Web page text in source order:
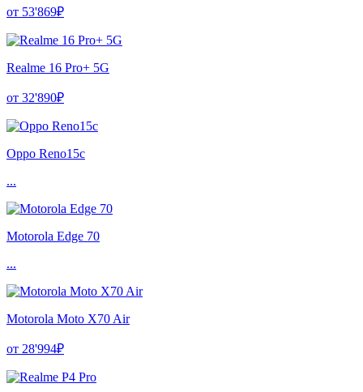
от 53'869₽
Realme 16 Pro+ 5G
от 32'890₽
Oppo Reno15c
...
Motorola Edge 70
...
Motorola Moto X70 Air
от 28'994₽